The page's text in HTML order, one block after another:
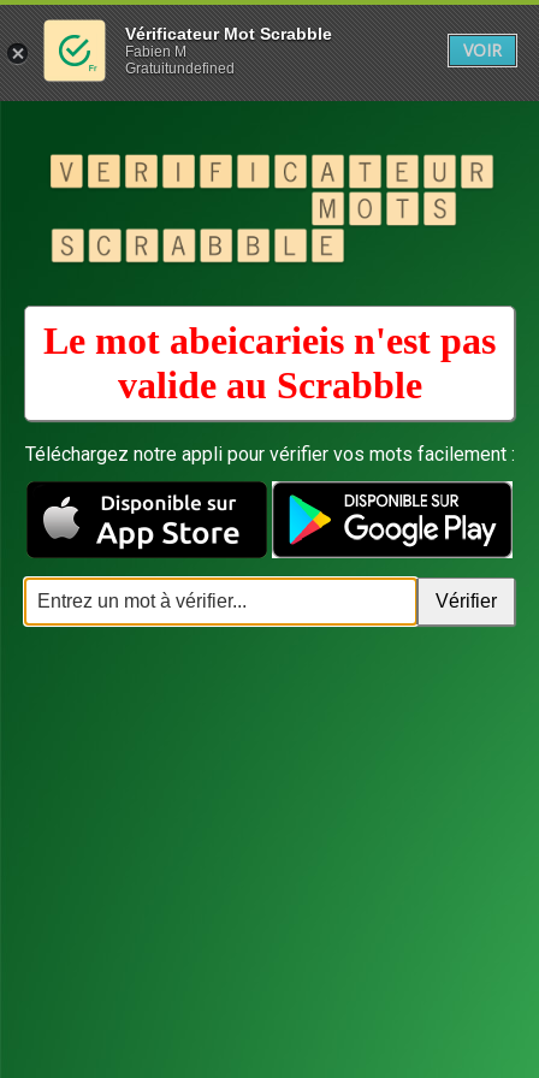
Le mot abeicarieis n'est pas
valide au Scrabble
Téléchargez notre appli pour vérifier vos mots facilement :
Vérificateur Mot Scrabble
Fabien M
Gratuitundefined
VOIR